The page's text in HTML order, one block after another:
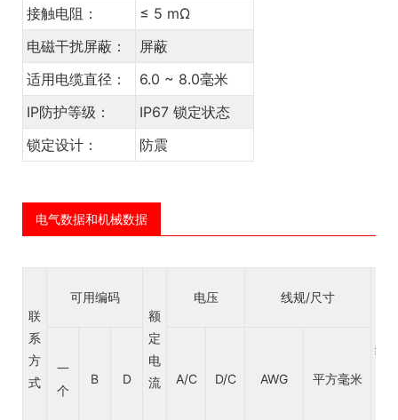
接触电阻：
≤ 5 mΩ
电磁干扰屏蔽：
屏蔽
适用电缆直径：
6.0 ~ 8.0毫米
IP防护等级：
IP67 锁定状态
锁定设计：
防震
电气数据和机械数据
联
系
方
式
可用编码
额
定
电
流
电压
线规/尺寸
绝
一
个
B D A/C D/C AWG 平方毫米